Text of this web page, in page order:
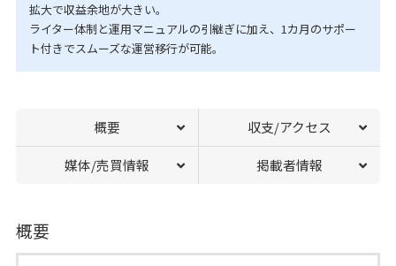
拡大で収益余地が大きい。
ライター体制と運用マニュアルの引継ぎに加え、1カ月のサポー
ト付きでスムーズな運営移行が可能。
概要 収支/アクセス
媒体/売買情報 掲載者情報
概要